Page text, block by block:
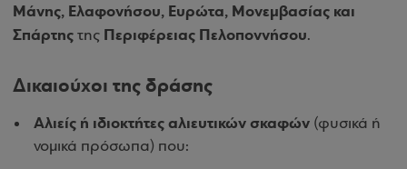
Μάνης, Ελαφονήσου, Ευρώτα, Μονεμβασίας και
Σπάρτης της Περιφέρειας Πελοποννήσου.
Δικαιούχοι της δράσης
Αλιείς ή ιδιοκτήτες αλιευτικών σκαφών (φυσικά ή
νομικά πρόσωπα) που: